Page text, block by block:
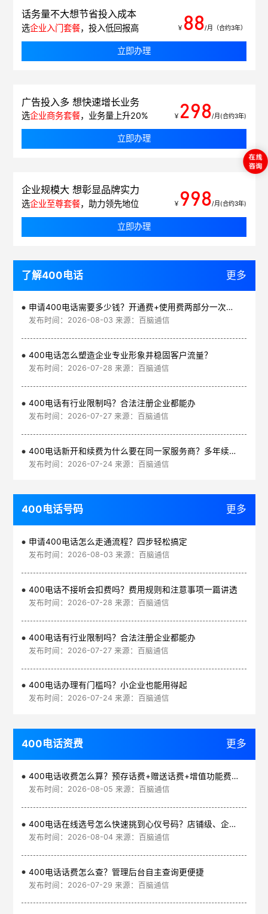
话务量不大想节省投入成本
选企业入门套餐，投入低回报高 ￥ 88/月（合约3年）
立即办理
广告投入多 想快速增长业务
选企业商务套餐，业务量上升20% ￥ 298/月(合约3年)
立即办理
企业规模大 想彰显品牌实力
选企业至尊套餐，助力领先地位 ￥ 998/月(合约3年)
立即办理
了解400电话 更多
申请400电话需要多少钱？开通费+使用费两部分一次讲清
发布时间：2026-08-03 来源：百脑通信
400电话怎么塑造企业专业形象并稳固客户流量？
发布时间：2026-07-28 来源：百脑通信
400电话有行业限制吗？合法注册企业都能办
发布时间：2026-07-27 来源：百脑通信
400电话新开和续费为什么要在同一家服务商？多年续费更划算
发布时间：2026-07-24 来源：百脑通信
400电话号码 更多
申请400电话怎么走通流程？四步轻松搞定
发布时间：2026-08-03 来源：百脑通信
400电话不接听会扣费吗？费用规则和注意事项一篇讲透
发布时间：2026-07-28 来源：百脑通信
400电话有行业限制吗？合法注册企业都能办
发布时间：2026-07-27 来源：百脑通信
400电话办理有门槛吗？小企业也能用得起
发布时间：2026-07-24 来源：百脑通信
400电话资费 更多
400电话收费怎么算？预存话费+赠送话费+增值功能费透明实惠
发布时间：2026-08-05 来源：百脑通信
400电话在线选号怎么快速挑到心仪号码？店铺级、企业级、集团级一次看清
发布时间：2026-08-04 来源：百脑通信
400电话话费怎么查？管理后台自主查询更便捷
发布时间：2026-07-29 来源：百脑通信